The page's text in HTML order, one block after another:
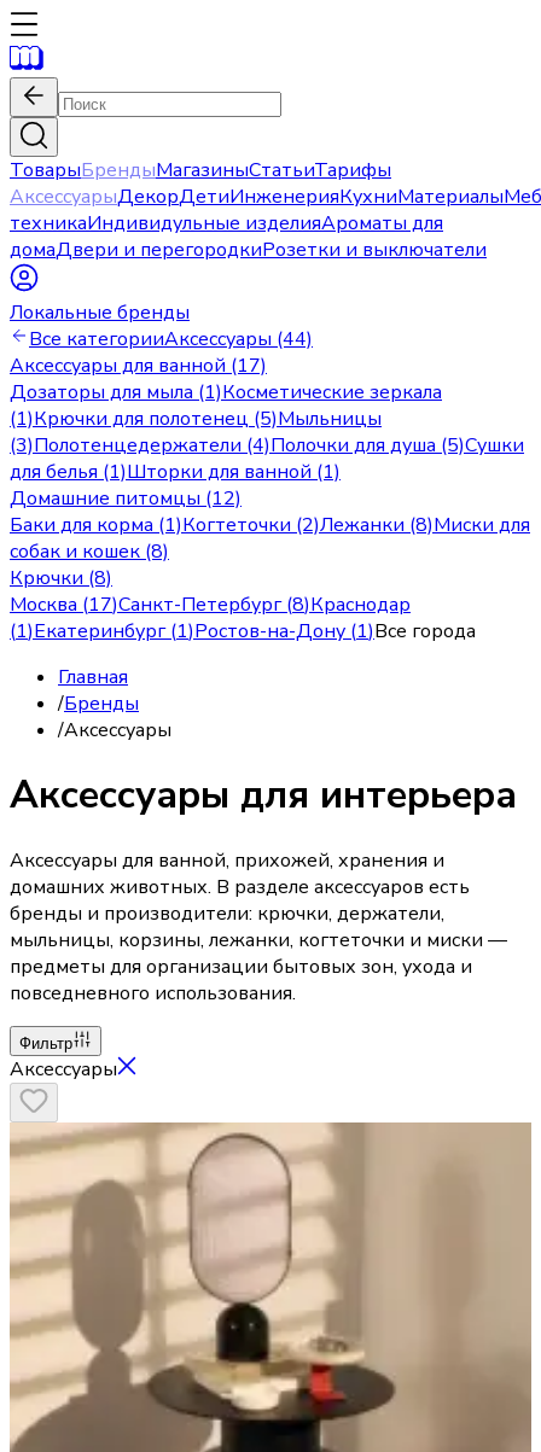
ТоварыБрендыМагазиныСтатьиТарифы
АксессуарыДекорДетиИнженерияКухниМатериалы
техникаИндивидульные изделияАроматы для
домаДвери и перегородкиРозетки и выключатели
Локальные бренды
Все категорииАксессуары (44)
Аксессуары для ванной (17)
Дозаторы для мыла (1)Косметические зеркала
(1)Крючки для полотенец (5)Мыльницы
(3)Полотенцедержатели (4)Полочки для душа (5)Сушки
для белья (1)Шторки для ванной (1)
Домашние питомцы (12)
Баки для корма (1)Когтеточки (2)Лежанки (8)Миски для
собак и кошек (8)
Крючки (8)
Москва (17)Санкт-Петербург(8)Краснодар
(1)Екатеринбург(1)Ростов-на-Дону (1)Все города
Главная
/Бренды
/Аксессуары
Аксессуары для интерьера
Аксессуары для ванной, прихожей, хранения и
домашних животных. В разделе аксессуаров есть
бренды и производители: крючки, держатели,
мыльницы, корзины, лежанки, когтеточки и миски —
предметы для организации бытовых зон, ухода и
повседневного использования.
Фильтр
Аксессуары